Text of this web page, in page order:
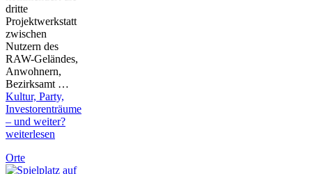
dritte
Projektwerkstatt
zwischen
Nutzern des
RAW-Geländes,
Anwohnern,
Bezirksamt …
Kultur, Party,
Investorenträume
– und weiter?
weiterlesen
Orte